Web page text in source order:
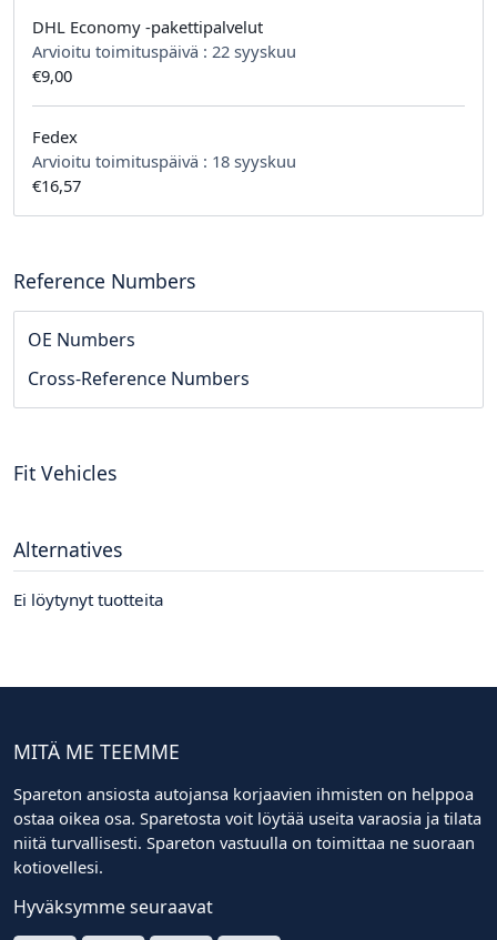
DHL Economy -pakettipalvelut
Arvioitu toimituspäivä : 22 syyskuu
€9,00
Fedex
Arvioitu toimituspäivä : 18 syyskuu
€16,57
Reference Numbers
OE Numbers
Cross-Reference Numbers
Fit Vehicles
Alternatives
Ei löytynyt tuotteita
MITÄ ME TEEMME
Spareton ansiosta autojansa korjaavien ihmisten on helppoa
ostaa oikea osa. Sparetosta voit löytää useita varaosia ja tilata
niitä turvallisesti. Spareton vastuulla on toimittaa ne suoraan
kotiovellesi.
Hyväksymme seuraavat